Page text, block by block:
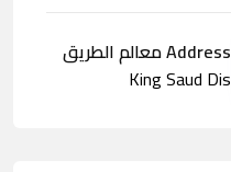
Address معالم الطريق
King Saud Dis